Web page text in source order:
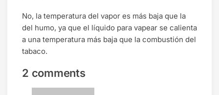
No, la temperatura del vapor es más baja que la
del humo, ya que el líquido para vapear se calienta
a una temperatura más baja que la combustión del
tabaco.
2 comments